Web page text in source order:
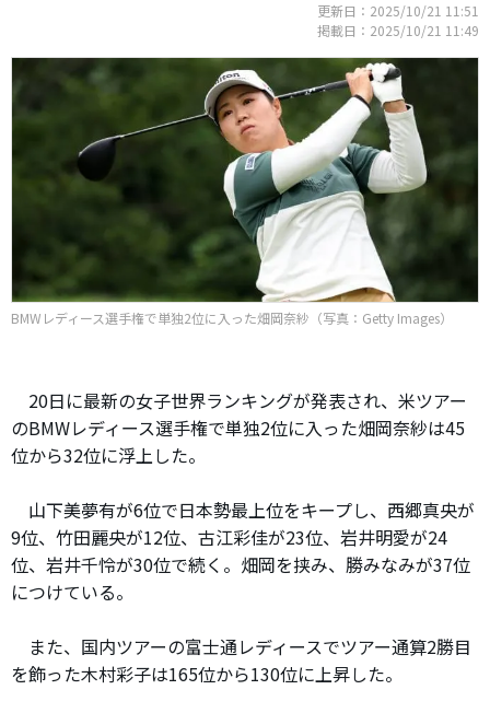
更新日：2025/10/21 11:51
掲載日：2025/10/21 11:49
BMWレディース選手権で単独2位に入った畑岡奈紗（写真：Getty Images）
20日に最新の女子世界ランキングが発表され、米ツアー
のBMWレディース選手権で単独2位に入った畑岡奈紗は45
位から32位に浮上した。
山下美夢有が6位で日本勢最上位をキープし、西郷真央が
9位、竹田麗央が12位、古江彩佳が23位、岩井明愛が24
位、岩井千怜が30位で続く。畑岡を挟み、勝みなみが37位
につけている。
また、国内ツアーの富士通レディースでツアー通算2勝目
を飾った木村彩子は165位から130位に上昇した。